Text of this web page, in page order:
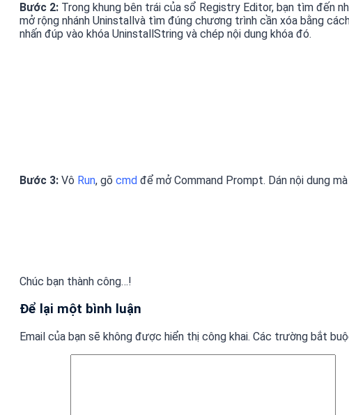
Bước 2: Trong khung bên trái của sổ Registry Editor, bạn tìm đến
mở rộng nhánh Uninstallvà tìm đúng chương trình cần xóa bằng
nhấn đúp vào khóa UninstallString và chép nội dung khóa đó.
Bước 3: Vô Run, gõ cmd để mở Command Prompt. Dán nội dung
Chúc bạn thành công…!
Để lại một bình luận
Email của bạn sẽ không được hiển thị công khai. Các trường bắt